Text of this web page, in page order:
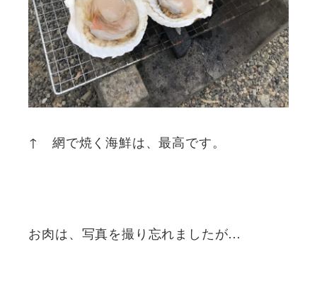
↑ 網で焼く海鮮は、最高です。
お肉は、写真を撮り忘れましたが…